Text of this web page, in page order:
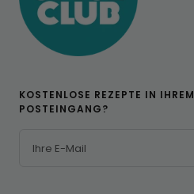
KOSTENLOSE REZEPTE IN IHREM
POSTEINGANG?
Ihre E-Mail